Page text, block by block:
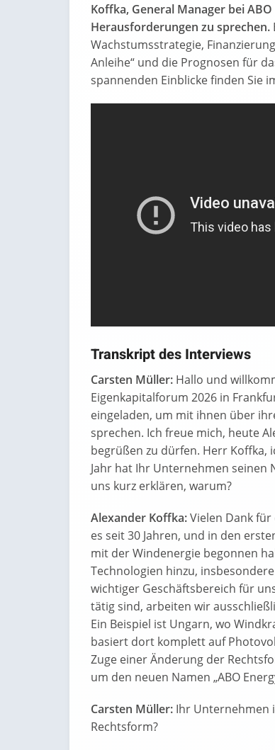
Koffka, General Manager bei
Herausforderungen zu sprechen.
Wachstumsstrategie,
Anleihe“ und die Prognosen für
spannenden Einblicke finden Sie
Transkript des Interviews
Carsten Müller: Hallo und
Eigenkapitalforum 2026 in
eingeladen, um mit ihnen über
sprechen. Ich freue mich, heute
begrüßen zu dürfen. Herr Koffka,
Jahr hat Ihr Unternehmen seinen
uns kurz erklären, warum?
Alexander Koffka:Vielen Dank für
es seit 30 Jahren, und in den
mit der Windenergie begonnen
Technologien hinzu,
wichtiger Geschäftsbereich für
tätig sind, arbeiten wir
Ein Beispiel ist Ungarn, wo
basiert dort komplett auf
Zuge einer Änderung der
um den neuen Namen „ABO
Carsten Müller: Ihr Unternehmen
Rechtsform?